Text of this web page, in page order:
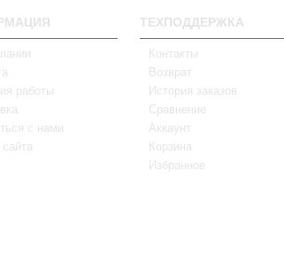
работы
с нами
сайта
ТЕХПОДДЕРЖКА
Контакты
Возврат
История заказов
Сравнение
Аккаунт
Корзина
Избранное